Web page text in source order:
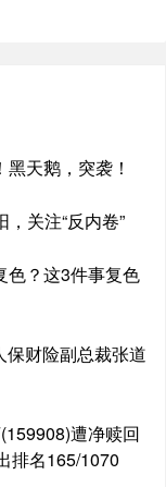
天鹅，突袭！
关注“反内卷”
色？这3件事复色
财险副总裁张道
遭净赎回
排名165/1070